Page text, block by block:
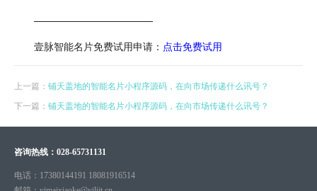
————————————
壹脉智能名片免费试用申请： 点击免费试用
上一篇： 铺天盖地的智能名片小程序源码，在向市场传递什么讯号？
下一篇： 铺天盖地的智能名片小程序源码，在向市场传递什么讯号？
咨询热线： 028-65731131
电话： 17380144191 18081916514